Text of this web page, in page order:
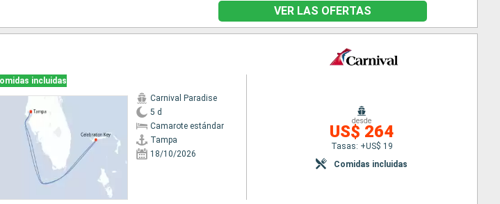
VER LAS OFERTAS
incluidas
Carnival Paradise
5 d
Camarote estándar
Tampa
18/10/2026
desde
US$ 264
Tasas: +US$ 19
Comidas incluidas